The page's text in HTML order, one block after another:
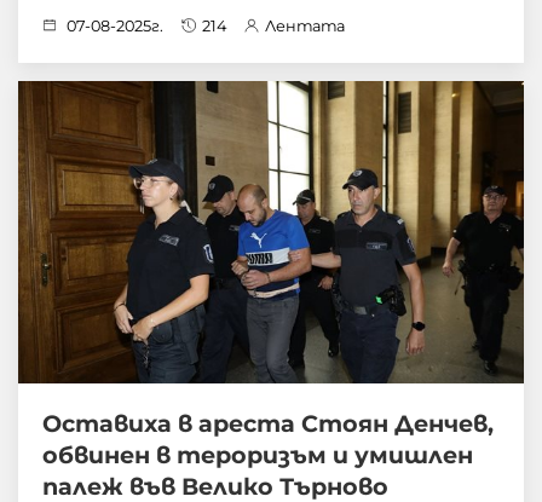
07-08-2025г. 214 Лентата
Оставиха в ареста Стоян Денчев,
обвинен в тероризъм и умишлен
палеж във Велико Търново